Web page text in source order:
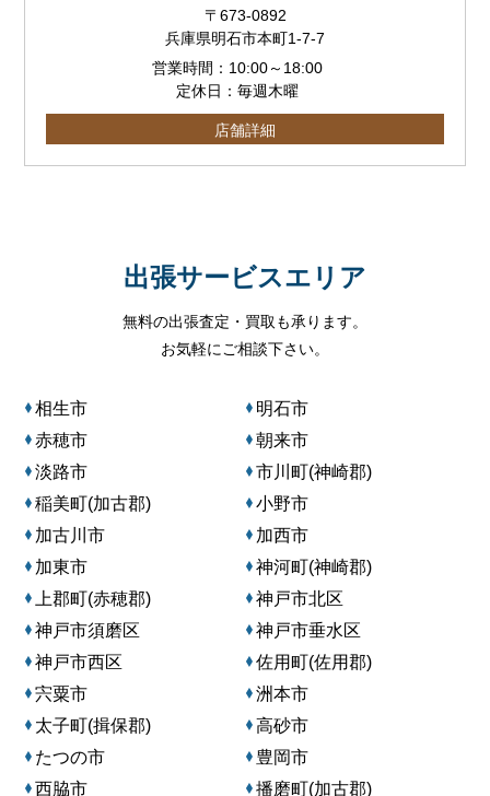
〒673-0892
兵庫県明石市本町1-7-7
営業時間： 10:00～ 18:00
定休日：毎週木曜
店舗詳細
出張サービスエリア
無料の出張査定・買取も承ります。
お気軽にご相談下さい。
相生市
明石市
赤穂市
朝来市
淡路市
市川町(神崎郡)
稲美町(加古郡)
小野市
加古川市
加西市
加東市
神河町(神崎郡)
上郡町(赤穂郡)
神戸市北区
神戸市須磨区
神戸市垂水区
神戸市西区
佐用町(佐用郡)
宍粟市
洲本市
太子町(揖保郡)
高砂市
たつの市
豊岡市
西脇市
播磨町(加古郡)